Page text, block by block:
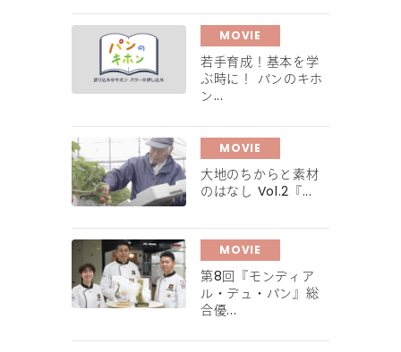
MOVIE
若手育成！基本を学
ぶ時に！ パンのキホ
ン...
MOVIE
大地のちからと素材
のはなし Vol.2『...
MOVIE
第8回『モンディア
ル・デュ・パン』総
合優...